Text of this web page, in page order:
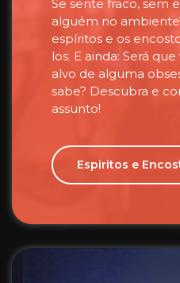
Se sente fraco, sem
alguém no
espíritos e os
los. E ainda: Será
alvo de alguma
sabe? Descubra e
assunto!
Espiritos e